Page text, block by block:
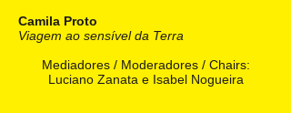
Camila Proto
Viagem ao sensível da Terra
Mediadores / Moderadores / Chairs:
Luciano Zanata e Isabel Nogueira